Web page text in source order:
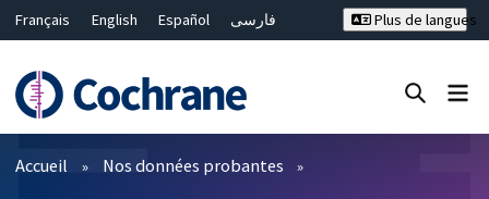
Français English Español
فارسی
Bahasa Malaysia
ไทย
繁體中文
简体中文
Plus de langues
Filtres
Accueil Nos données probantes